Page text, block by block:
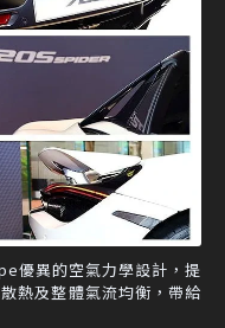
優異的空氣力學設計，提
熱及整體氣流均衡，帶給